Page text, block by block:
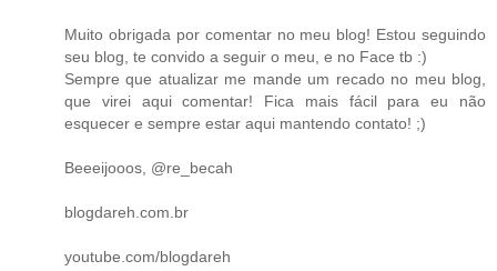
Muito obrigada por comentar no meu blog! Estou seguindo
seu blog, te convido a seguir o meu, e no Face tb :)
Sempre que atualizar me mande um recado no meu blog,
que virei aqui comentar! Fica mais fácil para eu não
esquecer e sempre estar aqui mantendo contato! ;)
Beeeijooos, @re_becah
blogdareh.com.br
youtube.com/blogdareh